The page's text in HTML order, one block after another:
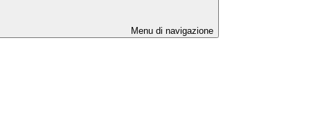
Menu di navigazione